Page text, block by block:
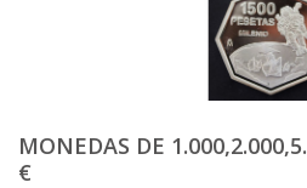
MONEDAS DE
€